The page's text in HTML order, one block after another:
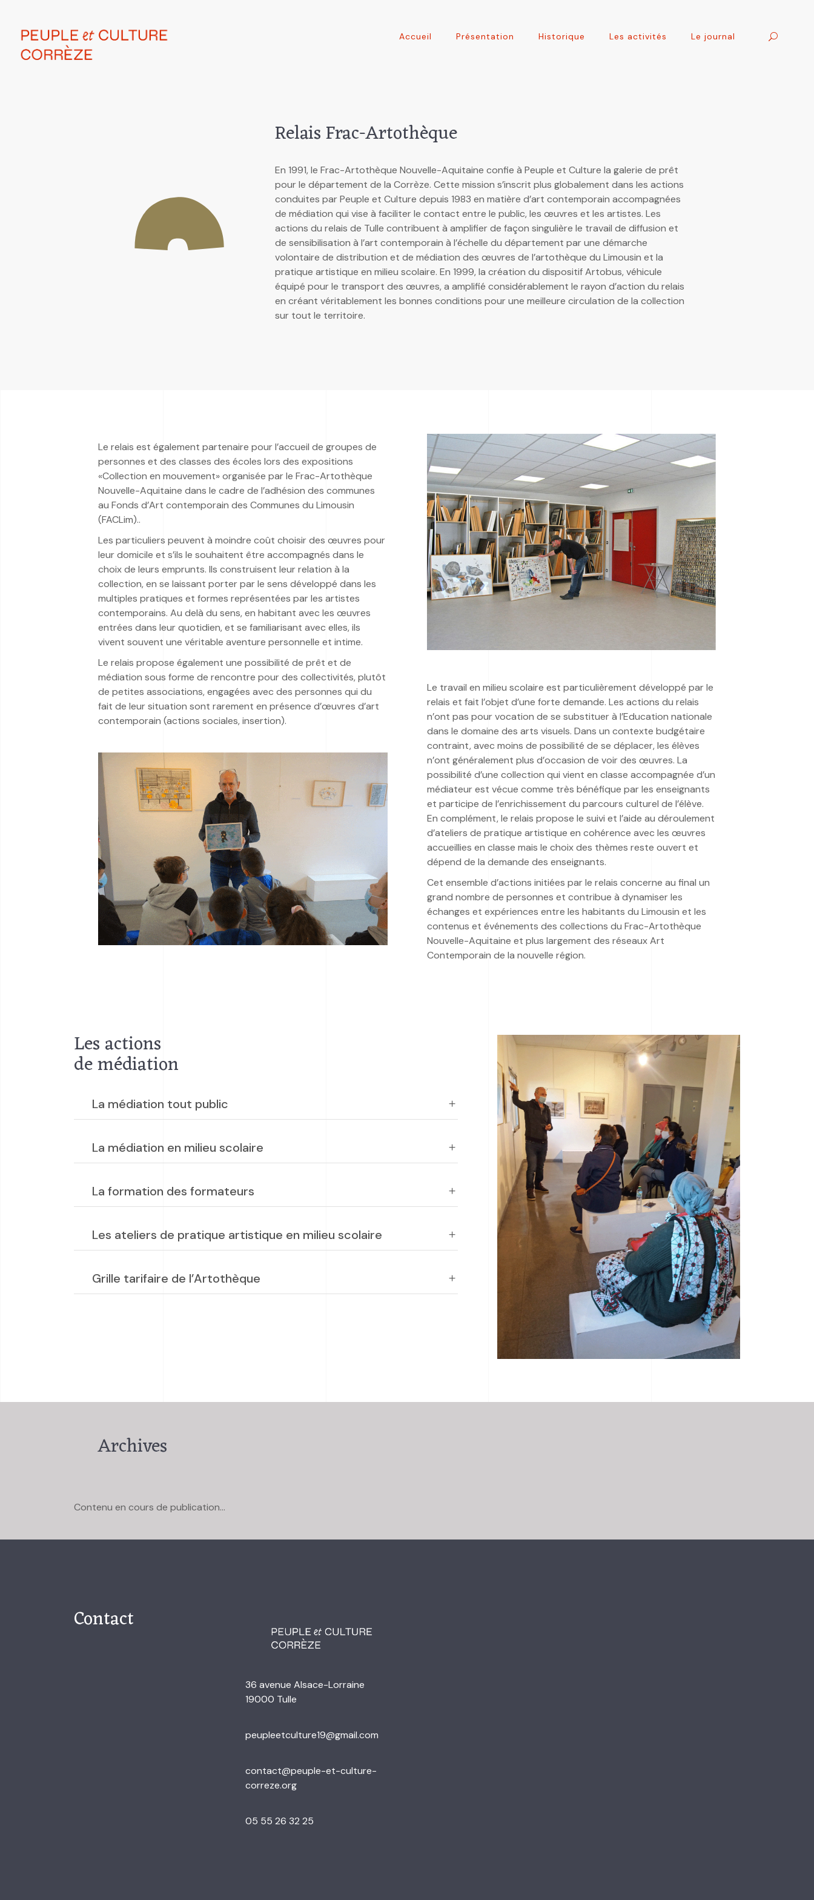
Accueil Présentation Historique Les activités Le journal
Relais Frac-Artothèque
En 1991, le Frac-Artothèque Nouvelle-Aquitaine confie à Peuple et Culture la galerie de prêt
pour le département de la Corrèze. Cette mission s’inscrit plus globalement dans les actions
conduites par Peuple et Culture depuis 1983 en matière d’art contemporain accompagnées
de médiation qui vise à faciliter le contact entre le public, les œuvres et les artistes. Les
actions du relais de Tulle contribuent à amplifier de façon singulière le travail de diffusion et
de sensibilisation à l’art contemporain à l’échelle du département par une démarche
volontaire de distribution et de médiation des œuvres de l’artothèque du Limousin et la
pratique artistique en milieu scolaire. En 1999, la création du dispositif Artobus, véhicule
équipé pour le transport des œuvres, a amplifié considérablement le rayon d’action du relais
en créant véritablement les bonnes conditions pour une meilleure circulation de la collection
sur tout le territoire.
Le relais est également partenaire pour l’accueil de groupes de
personnes et des classes des écoles lors des expositions
«Collection en mouvement» organisée par le Frac-Artothèque
Nouvelle-Aquitaine dans le cadre de l’adhésion des communes
au Fonds d’Art contemporain des Communes du Limousin
(FACLim)..
Les particuliers peuvent à moindre coût choisir des œuvres pour
leur domicile et s’ils le souhaitent être accompagnés dans le
choix de leurs emprunts. Ils construisent leur relation à la
collection, en se laissant porter par le sens développé dans les
multiples pratiques et formes représentées par les artistes
contemporains. Au delà du sens, en habitant avec les œuvres
entrées dans leur quotidien, et se familiarisant avec elles, ils
vivent souvent une véritable aventure personnelle et intime.
Le relais propose également une possibilité de prêt et de
médiation sous forme de rencontre pour des collectivités, plutôt
de petites associations, engagées avec des personnes qui du
fait de leur situation sont rarement en présence d’œuvres d’art
contemporain (actions sociales, insertion).
Le travail en milieu scolaire est particulièrement développé par le
relais et fait l’objet d’une forte demande. Les actions du relais
n’ont pas pour vocation de se substituer à l’Education nationale
dans le domaine des arts visuels. Dans un contexte budgétaire
contraint, avec moins de possibilité de se déplacer, les élèves
n’ont généralement plus d’occasion de voir des œuvres. La
possibilité d’une collection qui vient en classe accompagnée d’un
médiateur est vécue comme très bénéfique par les enseignants
et participe de l’enrichissement du parcours culturel de l’élève.
En complément, le relais propose le suivi et l’aide au déroulement
d’ateliers de pratique artistique en cohérence avec les œuvres
accueillies en classe mais le choix des thèmes reste ouvert et
dépend de la demande des enseignants.
Cet ensemble d’actions initiées par le relais concerne au final un
grand nombre de personnes et contribue à dynamiser les
échanges et expériences entre les habitants du Limousin et les
contenus et événements des collections du Frac-Artothèque
Nouvelle-Aquitaine et plus largement des réseaux Art
Contemporain de la nouvelle région.
Les actions
de médiation
La médiation tout public
La médiation en milieu scolaire
La formation des formateurs
Les ateliers de pratique artistique en milieu scolaire
Grille tarifaire de l’Artothèque
Archives
Contenu en cours de publication...
Contact
36 avenue Alsace-Lorraine
19000 Tulle
peupleetculture19@gmail.com
contact@peuple-et-culture-
correze.org
05 55 26 32 25